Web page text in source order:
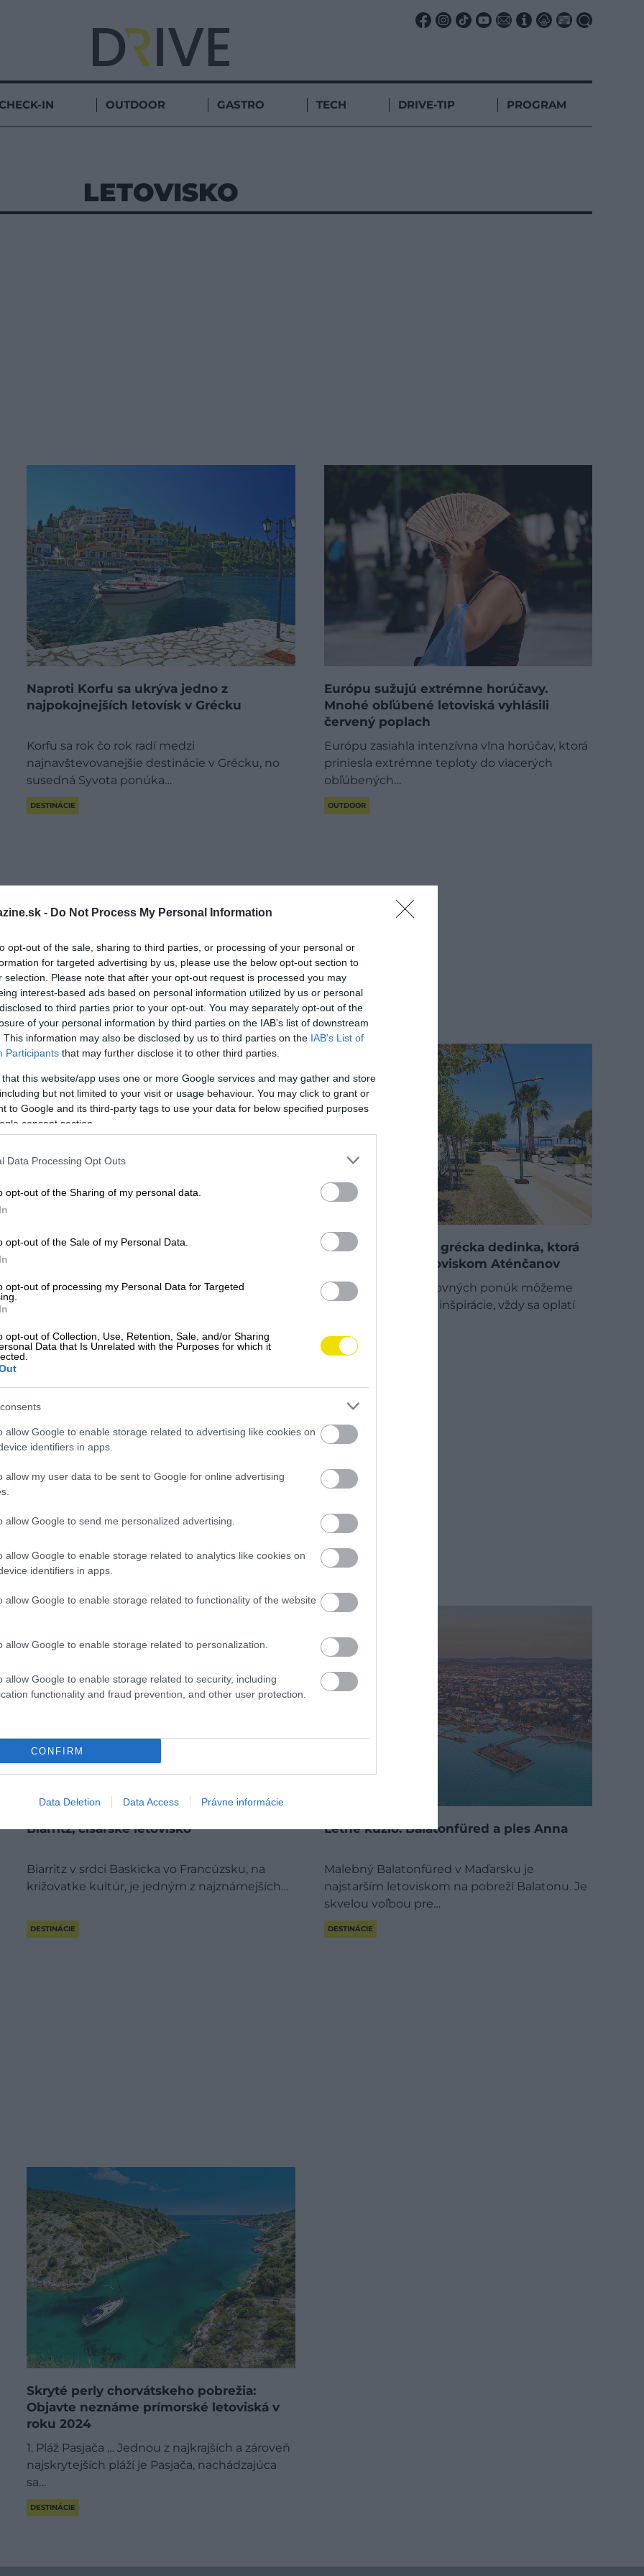
- Do Not Process My Personal Information
opt-out of the sale, sharing to third parties, or processing of your personal or
for targeted advertising by us, please use the below opt-out section to
selection. Please note that after your opt-out request is processed you may
interest-based ads based on personal information utilized by us or personal
to third parties prior to your opt-out. You may separately opt-out of the
of your personal information by third parties on the IAB’s list of downstream
This information may also be disclosed by us to third parties on the IAB’s List of
Participants that may further disclose it to other third parties.
that this website/app uses one or more Google services and may gather and store
but not limited to your visit or usage behaviour. You may click to grant or
to Google and its third-party tags to use your data for below specified purposes
consent section.
Data Processing Opt Outs
opt-out of the Sharing of my personal data.
opt-out of the Sale of my Personal Data.
opt-out of processing my Personal Data for Targeted
opt-out of Collection, Use, Retention, Sale, and/or Sharing
Data that Is Unrelated with the Purposes for which it
allow Google to enable storage related to advertising like cookies on
identifiers in apps.
allow my user data to be sent to Google for online advertising
allow Google to send me personalized advertising.
allow Google to enable storage related to analytics like cookies on
identifiers in apps.
allow Google to enable storage related to functionality of the website
allow Google to enable storage related to personalization.
allow Google to enable storage related to security, including
functionality and fraud prevention, and other user protection.
CONFIRM
Data Deletion Data Access Právne informácie
IN OUTDOOR GASTRO TECH DRIVE-TIP PROGRAM
LETOVISKO
Naproti Korfu sa ukrýva jedno z
najpokojnejších letovísk v Grécku
Korfu sa rok čo rok radí medzi
najnavštevovanejšie destinácie v Grécku, no
susedná Syvota ponúka…
DESTINÁCIE
Európu sužujú extrémne horúčavy.
Mnohé obľúbené letoviská vyhlásili
červený poplach
Európu zasiahla intenzívna vlna horúčav, ktorá
priniesla extrémne teploty do viacerých
obľúbených…
OUTDOOR
sa to tam žralokmi
nezvyčajne…
Cenovo dostupná grécka dedinka, ktorá
je obľúbeným letoviskom Aténčanov
Hoci z rôznych cestovných ponúk môžeme
načerpať množstvo inšpirácie, vždy sa oplatí
DESTINÁCIE
Biarritz, cisárske letovisko
Biarritz v srdci Baskicka vo Francúzsku, na
križovatke kultúr, je jedným z najznámejších…
DESTINÁCIE
Letné kúzlo: Balatonfüred a ples Anna
Malebný Balatonfüred v Maďarsku je
najstarším letoviskom na pobreží Balatonu. Je
skvelou voľbou pre…
DESTINÁCIE
Skryté perly chorvátskeho pobrežia:
Objavte neznáme prímorské letoviská v
roku 2024
1. Pláž Pasjača … Jednou z najkrajších a zároveň
najskrytejších pláží je Pasjača, nachádzajúca
sa…
DESTINÁCIE